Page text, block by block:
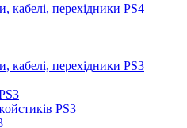
кабелі, перехідники PS4
кабелі, перехідники PS3
PS3